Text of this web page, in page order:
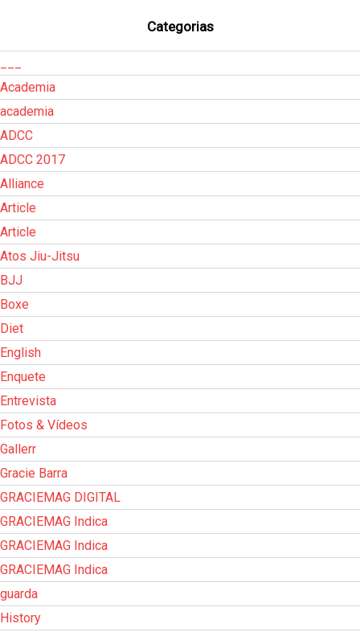
Categorias
Academia
academia
ADCC
ADCC 2017
Alliance
Article
Article
Atos Jiu-Jitsu
BJJ
Boxe
Diet
English
Enquete
Entrevista
Fotos & Vídeos
Gallerr
Gracie Barra
GRACIEMAG DIGITAL
GRACIEMAG Indica
GRACIEMAG Indica
GRACIEMAG Indica
guarda
History